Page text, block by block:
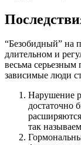
“Безобидный” на
длительном и
весьма серьезным
зависимые люди
Нарушение
достаточно
так